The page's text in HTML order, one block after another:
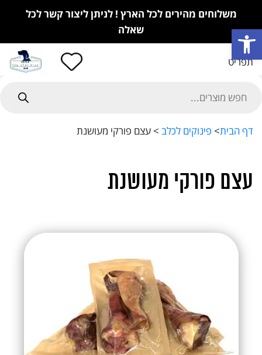
פתח סרגל נגישות
משלוחים מהירים לכל הארץ ! לניתן ליצור קשר לכל
שאלה
תפריט
search
דף הבית> פינוקים לכלב > עצם פורקי מעושנת
עצם פורקי מעושנת